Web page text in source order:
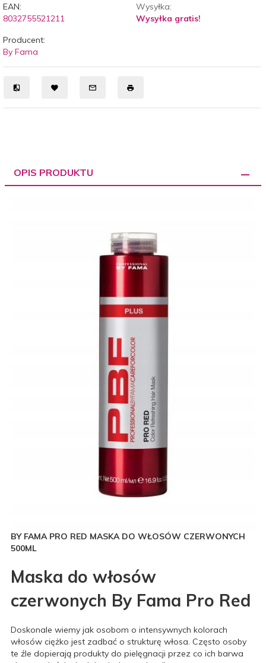
EAN:
8032755521211
Wysyłka:
Wysyłka gratis!
Producent:
By Fama
OPIS PRODUKTU
BY FAMA PRO RED MASKA DO WŁOSÓW CZERWONYCH
500ML
Maska do włosów
czerwonych By Fama Pro Red
Doskonale wiemy jak osobom o intensywnych kolorach
włosów ciężko jest zadbać o strukturę włosa. Często osoby
te źle dopierają produkty do pielęgnacji przez co ich barwa